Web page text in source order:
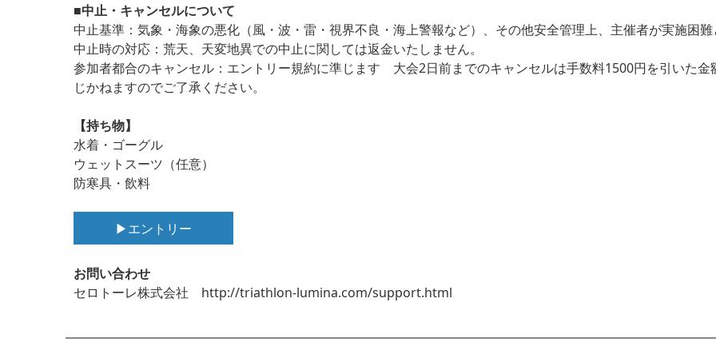
■中止・キャンセルについて
中止基準： 気象・海象の悪化（風・波・雷・視界不良・海上警報など）、その他安全管理上、主催者が実施困
中止時の対応： 荒天、天変地異での中止に関しては返金いたしません。
参加者都合のキャンセル： エントリー規約に準じます 大会2日前までのキャンセルは手数料1500円を引いた
じかねますのでご了承ください。
【持ち物】
水着・ゴーグル
ウェットスーツ（任意）
防寒具・飲料
▶エントリー
お問い合わせ
セロトーレ株式会社 http://triathlon-lumina.com/support.html